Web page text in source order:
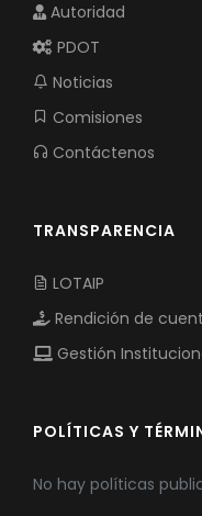
Autoridad
PDOT
Noticias
Comisiones
Contáctenos
TRANSPARENCIA
LOTAIP
Rendición de
Gestión
POLÍTICAS Y
No hay políticas